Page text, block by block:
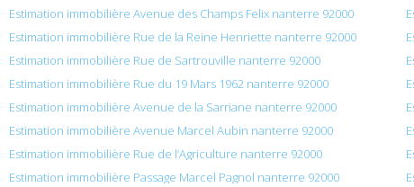
Estimation immobilière Avenue des Champs Felix nanterre 92000
Estimation immobilière Rue de la Reine Henriette nanterre 92000
Estimation immobilière Rue de Sartrouville nanterre 92000
Estimation immobilière Rue du 19 Mars 1962 nanterre 92000
Estimation immobilière Avenue de la Sarriane nanterre 92000
Estimation immobilière Avenue Marcel Aubin nanterre 92000
Estimation immobilière Rue de l’Agriculture nanterre 92000
Estimation immobilière Passage Marcel Pagnol nanterre 92000